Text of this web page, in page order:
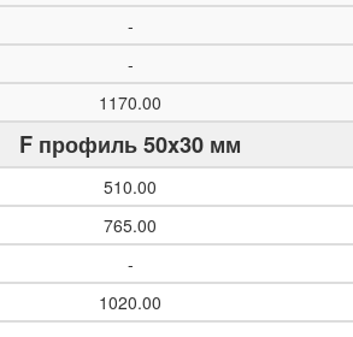
-
-
1170.00
F профиль 50x30 мм
510.00
765.00
-
1020.00